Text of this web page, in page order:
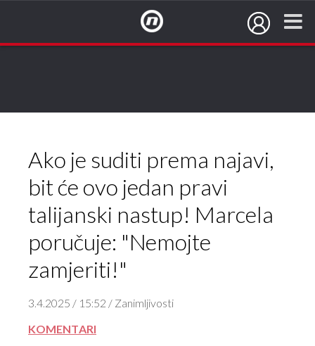
Ako je suditi prema najavi,
bit će ovo jedan pravi
talijanski nastup! Marcela
poručuje: "Nemojte
zamjeriti!"
3.4.2025 / 15:52 / Zanimljivosti
KOMENTARI